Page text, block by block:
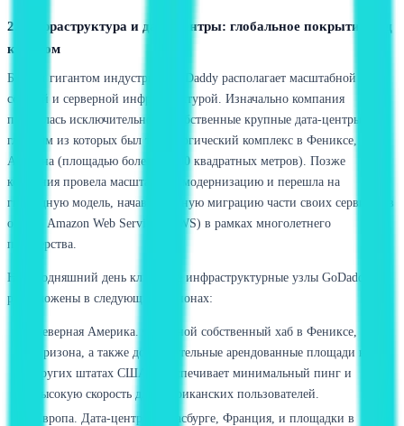
2. Инфраструктура и дата-центры: глобальное покрытие под
капотом
Будучи гигантом индустрии, GoDaddy располагает масштабной
сетевой и серверной инфраструктурой. Изначально компания
полагалась исключительно на собственные крупные дата-центры,
главным из которых был технологический комплекс в Фениксе, штат
Аризона (площадью более 30 000 квадратных метров). Позже
компания провела масштабную модернизацию и перешла на
гибридную модель, начав активную миграцию части своих сервисов в
облако Amazon Web Services (AWS) в рамках многолетнего
партнерства.
На сегодняшний день ключевые инфраструктурные узлы GoDaddy
расположены в следующих регионах:
Северная Америка. Основной собственный хаб в Фениксе,
Аризона, а также дополнительные арендованные площади в
других штатах США. Обеспечивает минимальный пинг и
высокую скорость для американских пользователей.
Европа. Дата-центр в Страсбурге, Франция, и площадки в